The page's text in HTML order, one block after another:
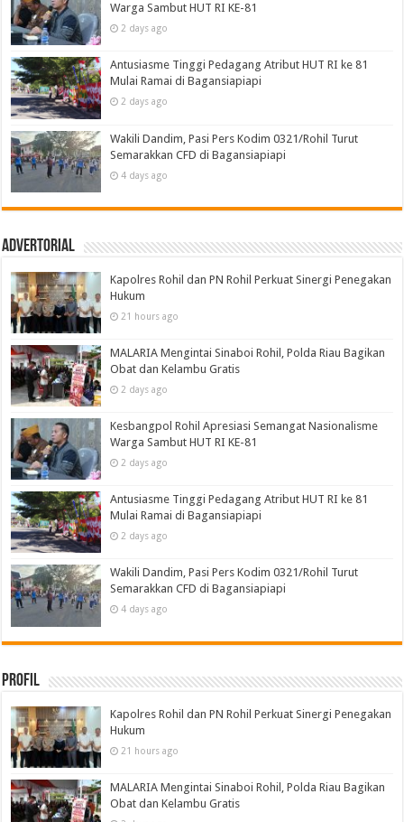
Warga Sambut HUT RI KE-81
2 days ago
Antusiasme Tinggi Pedagang Atribut HUT RI ke 81
Mulai Ramai di Bagansiapiapi
2 days ago
Wakili Dandim, Pasi Pers Kodim 0321/Rohil Turut
Semarakkan CFD di Bagansiapiapi
4 days ago
Advertorial
Kapolres Rohil dan PN Rohil Perkuat Sinergi Penegakan
Hukum
21 hours ago
MALARIA Mengintai Sinaboi Rohil, Polda Riau Bagikan
Obat dan Kelambu Gratis
2 days ago
Kesbangpol Rohil Apresiasi Semangat Nasionalisme
Warga Sambut HUT RI KE-81
2 days ago
Antusiasme Tinggi Pedagang Atribut HUT RI ke 81
Mulai Ramai di Bagansiapiapi
2 days ago
Wakili Dandim, Pasi Pers Kodim 0321/Rohil Turut
Semarakkan CFD di Bagansiapiapi
4 days ago
Profil
Kapolres Rohil dan PN Rohil Perkuat Sinergi Penegakan
Hukum
21 hours ago
MALARIA Mengintai Sinaboi Rohil, Polda Riau Bagikan
Obat dan Kelambu Gratis